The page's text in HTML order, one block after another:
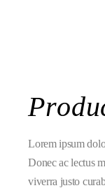
Lorem ipsum
Donec ac lectus
viverra justo